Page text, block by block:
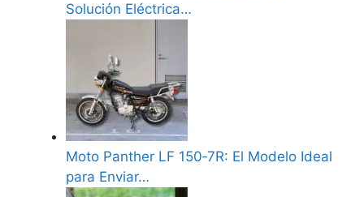
Solución Eléctrica…
Moto Panther LF 150‑7R: El Modelo Ideal
para Enviar…